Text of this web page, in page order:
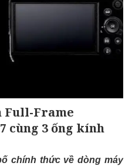
Full-Frame
cùng 3 ống kính
chính thức về dòng máy